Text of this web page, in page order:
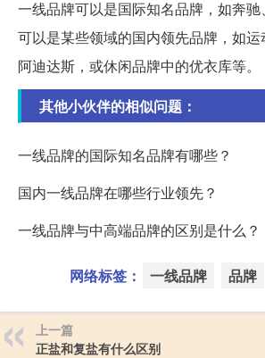
一线品牌可以是国际知名品牌，如奔
可以是某些领域的国内领先品牌，如运
阿迪达斯，或休闲品牌中的优衣库等。
其他小伙伴的相似问题：
一线品牌的国际知名品牌有哪些？
国内一线品牌在哪些行业领先？
一线品牌与中高端品牌的区别是什么？
网络标签： 一线品牌 品牌
上一篇
正盐和复盐有什么区别